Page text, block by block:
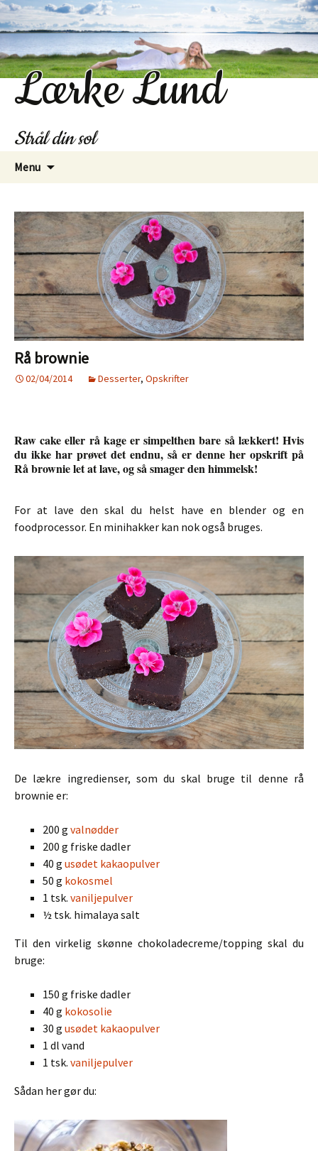
Lærke Lund
Strål din sol
Menu
Rå brownie
02/04/2014 Desserter, Opskrifter
Raw cake eller rå kage er simpelthen bare så lækkert! Hvis
du ikke har prøvet det endnu, så er denne her opskrift på
Rå brownie let at lave, og så smager den himmelsk!
For at lave den skal du helst have en blender og en
foodprocessor. En minihakker kan nok også bruges.
De lækre ingredienser, som du skal bruge til denne rå
brownie er:
200 g valnødder
200 g friske dadler
40 g usødet kakaopulver
50 g kokosmel
1 tsk. vaniljepulver
½ tsk. himalaya salt
Til den virkelig skønne chokoladecreme/topping skal du
bruge:
150 g friske dadler
40 g kokosolie
30 g usødet kakaopulver
1 dl vand
1 tsk. vaniljepulver
Sådan her gør du: